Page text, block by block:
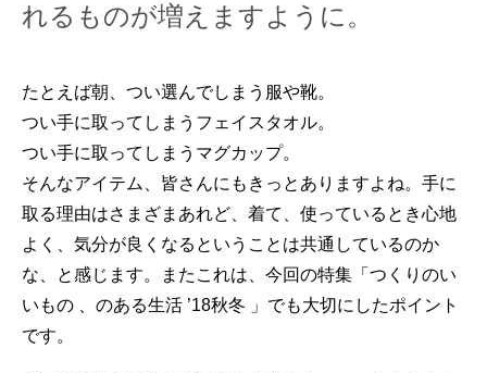
れるものが増えますように。
たとえば朝、つい選んでしまう服や靴。
つい手に取ってしまうフェイスタオル。
つい手に取ってしまうマグカップ。
そんなアイテム、皆さんにもきっとありますよね。手に
取る理由はさまざまあれど、着て、使っているとき心地
よく、気分が良くなるということは共通しているのか
な、と感じます。またこれは、今回の特集「つくりのい
いもの 、のある生活 ’18秋冬 」でも大切にしたポイント
です。